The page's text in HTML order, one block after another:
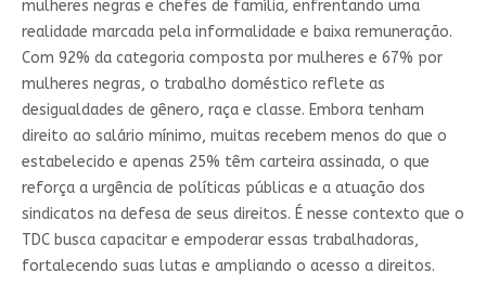
mulheres negras e chefes de família, enfrentando uma
realidade marcada pela informalidade e baixa remuneração.
Com 92% da categoria composta por mulheres e 67% por
mulheres negras, o trabalho doméstico reflete as
desigualdades de gênero, raça e classe. Embora tenham
direito ao salário mínimo, muitas recebem menos do que o
estabelecido e apenas 25% têm carteira assinada, o que
reforça a urgência de políticas públicas e a atuação dos
sindicatos na defesa de seus direitos. É nesse contexto que o
TDC busca capacitar e empoderar essas trabalhadoras,
fortalecendo suas lutas e ampliando o acesso a direitos.